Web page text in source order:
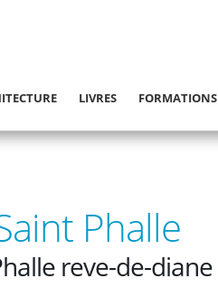
LIVRES FORMATIONS
Phalle
reve-de-diane